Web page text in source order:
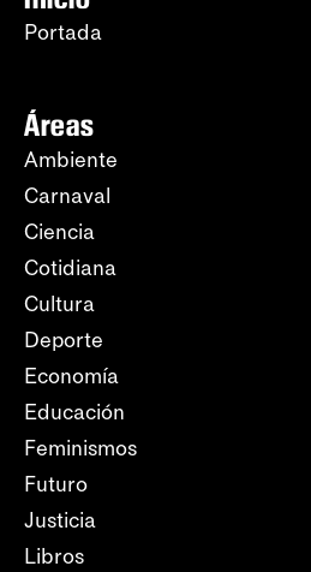
Portada
Áreas
Ambiente
Carnaval
Ciencia
Cotidiana
Cultura
Deporte
Economía
Educación
Feminismos
Futuro
Justicia
Libros